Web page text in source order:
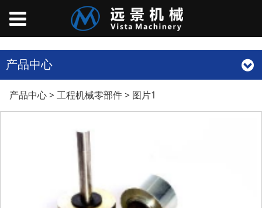
产品中心
图片1
产品中心>工程机械零部件> 图片1